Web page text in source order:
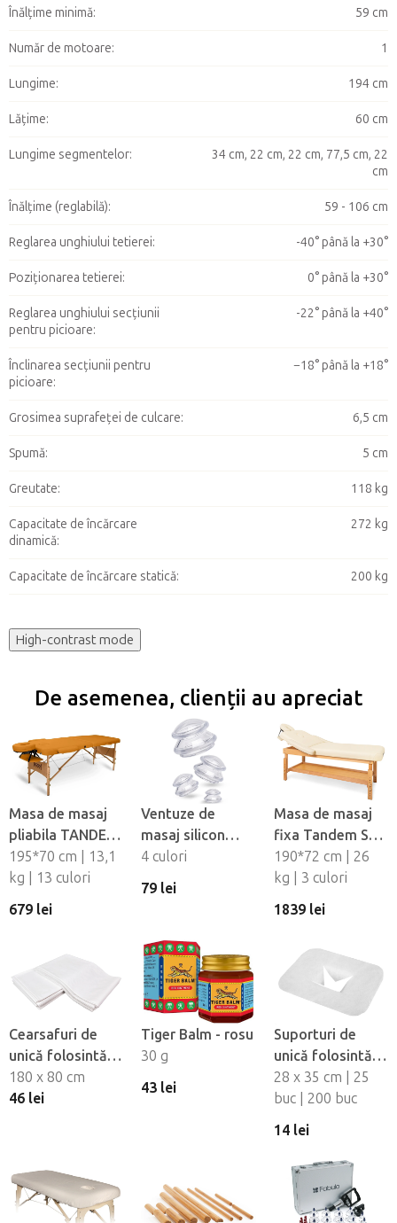
Înălțime minimă: 59 cm
Număr de motoare: 1
Lungime: 194 cm
Lățime: 60 cm
Lungime segmentelor:
34 cm, 22 cm, 22 cm, 77,5 cm, 22
cm
Înălțime (reglabilă): 59 - 106 cm
Reglarea unghiului tetierei: -40° până la +30°
Poziționarea tetierei: 0° până la +30°
Reglarea unghiului secțiunii
pentru picioare:
-22° până la +40°
Înclinarea secțiunii pentru
picioare:
−18° până la +18°
Grosimea suprafeței de culcare: 6,5 cm
Spumă: 5 cm
Greutate: 118 kg
Capacitate de încărcare
dinamică:
272 kg
Capacitate de încărcare statică: 200 kg
High-contrast mode
De asemenea, clienții au apreciat
Masa de masaj
pliabila TANDEM
Basic-2
195*70 cm | 13,1
kg | 13 culori
679 lei
Ventuze de
masaj silicon
Fabulo
Mushroom - set,
4 culori
79 lei
Masa de masaj
fixa Tandem Spa
Luna V2
190*72 cm | 26
kg | 3 culori
1839 lei
Cearsafuri de
unică folosintă
impermeabile
Fabulo, 10 buc
180 x 80 cm
46 lei
Tiger Balm - rosu
30 g
43 lei
Suporturi de
unică folosintă
pentru orificiul
fetei din material
netesut Fabulo
28 x 35 cm | 25
buc | 200 buc
14 lei